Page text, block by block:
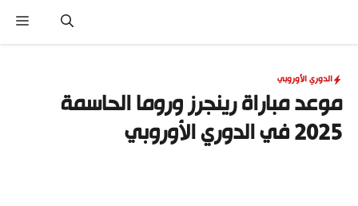
المحتوى
الدوري الأوروبي
موعد مباراة رينجرز وروما الحاسمة
2025 في الدوري الأوروبي